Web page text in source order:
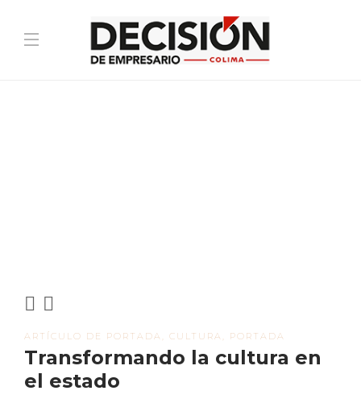
ARTÍCULO DE PORTADA CULTURA PORTADA
Transformando la cultura en
el estado